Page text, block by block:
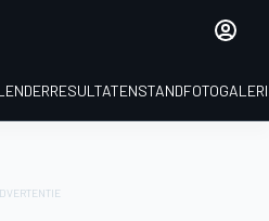
RESULTATENSTAND